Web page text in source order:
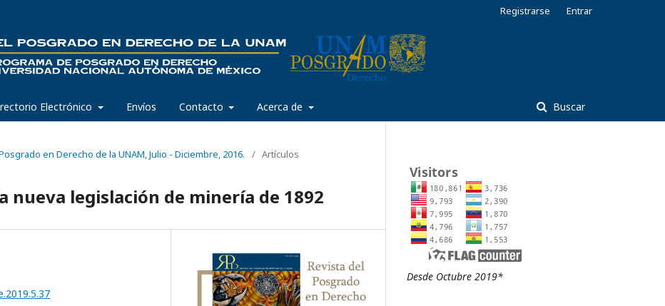
Electrónico Envíos Contacto Acerca de Buscar
Registrarse Entrar
en Derecho de la UNAM, Julio - Diciembre, 2016. / Artículos
nueva legislación de minería de 1892
Desde Octubre 2019*